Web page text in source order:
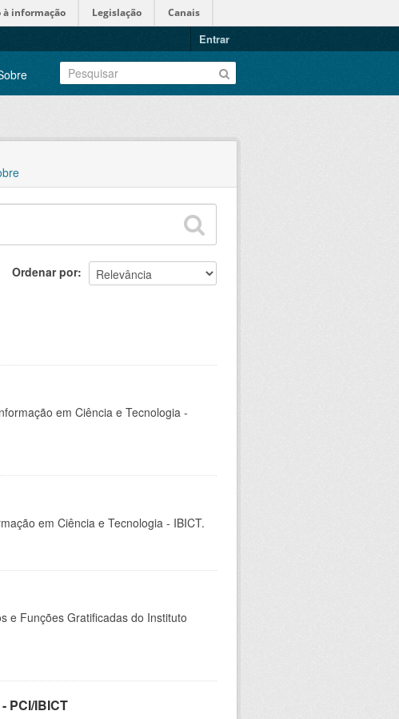
à informação Legislação Canais
Entrar
Ordenar por
em Ciência e Tecnologia -
em Ciência e Tecnologia - IBICT.
e Funções Gratificadas do Instituto
PCI/IBICT